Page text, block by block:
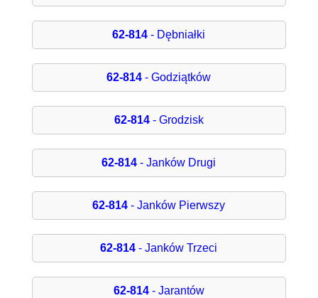
62-814 - Dębniałki
62-814 - Godziątków
62-814- Grodzisk
62-814 - Janków Drugi
62-814 - Janków Pierwszy
62-814 - Janków Trzeci
62-814- Jarantów